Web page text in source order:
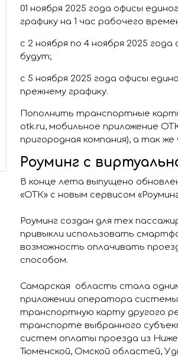
01 ноября 2025 года офисы
графику на 1 час рабочего
с 2 ноября по 4 ноября 2025
будут;
с 5 ноября 2025 года офисы
прежнему графику.
Пополнить транспортные
otk.ru, мобильное приложение
пригородная компания), а так
Роуминг с
В конце лета выпущено
«ОТК» с новым сервисом
Роуминг создан для тех
привыкли использовать
возможность оплачивать
способом.
Самарская область стала
приложении оператора
транспортную карту другого
транспорте выбранного
систем оплаты проезда из
Тюменской, Омской областей,